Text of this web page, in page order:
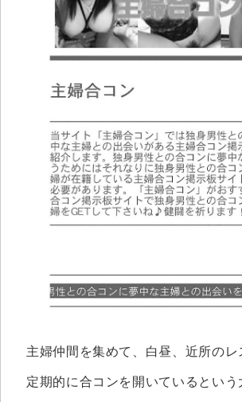
主婦仲間を集めて、白昼、近所の
定期的に合コンを開いているという